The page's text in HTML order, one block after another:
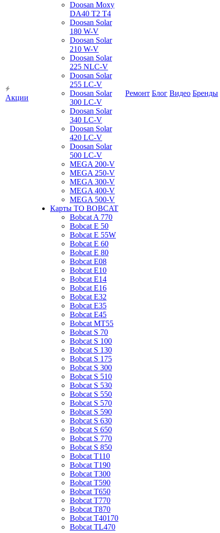
Акции
Doosan Moxy
DA40 T2 T4
Doosan Solar
180 W-V
Doosan Solar
210 W-V
Doosan Solar
225 NLC-V
Doosan Solar
255 LC-V
Doosan Solar
300 LC-V
Doosan Solar
340 LC-V
Doosan Solar
420 LC-V
Doosan Solar
500 LC-V
MEGA 200-V
MEGA 250-V
MEGA 300-V
MEGA 400-V
MEGA 500-V
Карты ТО BOBCAT
Bobcat A 770
Bobcat E 50
Bobcat E 55W
Bobcat E 60
Bobcat E 80
Bobcat E08
Bobcat E10
Bobcat E14
Bobcat E16
Bobcat E32
Bobcat E35
Bobcat E45
Bobcat MT55
Bobcat S 70
Bobcat S 100
Bobcat S 130
Bobcat S 175
Bobcat S 300
Bobcat S 510
Bobcat S 530
Bobcat S 550
Bobcat S 570
Bobcat S 590
Bobcat S 630
Bobcat S 650
Bobcat S 770
Bobcat S 850
Bobcat T110
Bobcat T190
Bobcat T300
Bobcat T590
Bobcat T650
Bobcat T770
Bobcat T870
Bobcat T40170
Bobcat TL470
Ремонт Блог Видео Бренды